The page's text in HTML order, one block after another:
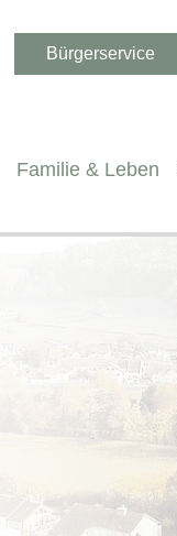
Bürgerservice
Familie & Leben